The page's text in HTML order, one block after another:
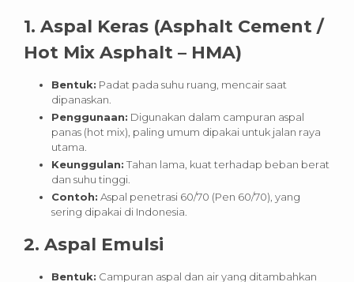
1. Aspal Keras (Asphalt Cement /
Hot Mix Asphalt – HMA)
Bentuk: Padat pada suhu ruang, mencair saat
dipanaskan.
Penggunaan: Digunakan dalam campuran aspal
panas (hot mix), paling umum dipakai untuk jalan raya
utama.
Keunggulan: Tahan lama, kuat terhadap beban berat
dan suhu tinggi.
Contoh: Aspal penetrasi 60/70 (Pen 60/70), yang
sering dipakai di Indonesia.
2. Aspal Emulsi
Bentuk: Campuran aspal dan air yang ditambahkan